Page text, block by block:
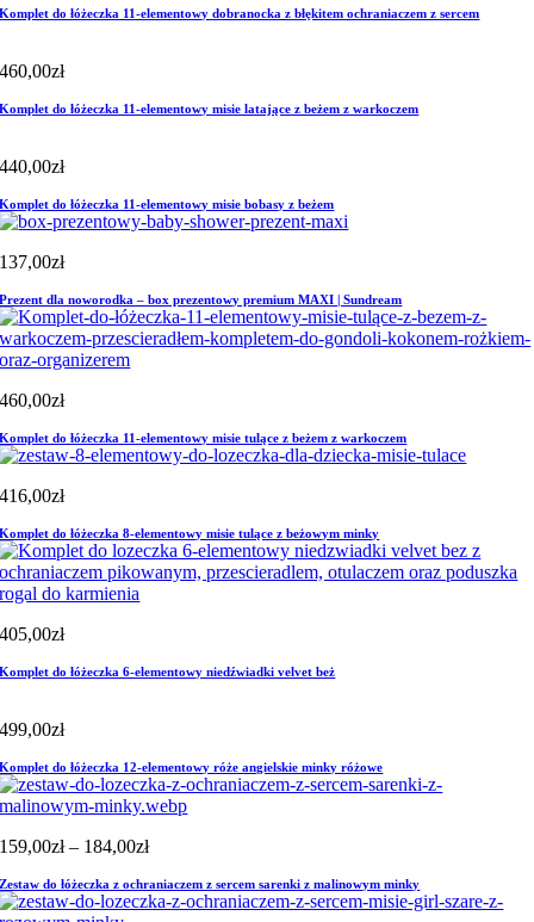
Komplet do łóżeczka 11-elementowy dobranocka z błękitem ochraniaczem z sercem
460,00zł
Komplet do łóżeczka 11-elementowy misie latające z beżem z warkoczem
440,00zł
Komplet do łóżeczka 11-elementowy misie bobasy z beżem
137,00zł
Prezent dla noworodka – box prezentowy premium MAXI | Sundream
460,00zł
Komplet do łóżeczka 11-elementowy misie tulące z beżem z warkoczem
416,00zł
Komplet do łóżeczka 8-elementowy misie tulące z beżowym minky
405,00zł
Komplet do łóżeczka 6-elementowy niedźwiadki velvet beż
499,00zł
Komplet do łóżeczka 12-elementowy róże angielskie minky różowe
159,00zł – 184,00złZakres
od
159,00zł
Zestaw do łóżeczka z ochraniaczem z sercem sarenki z malinowym minky